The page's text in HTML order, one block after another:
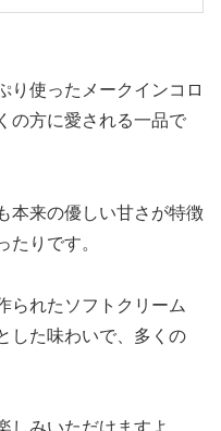
り使ったメークインコロ
の方に愛される一品で
本来の優しい甘さが特徴
たりです。
られたソフトクリーム
した味わいで、多くの